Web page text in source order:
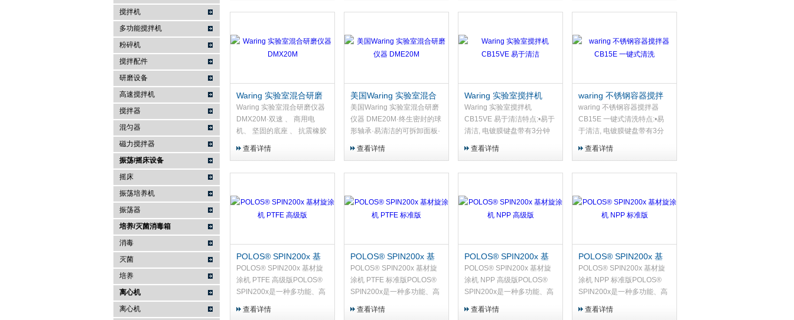
搅拌机
多功能搅拌机
粉碎机
搅拌配件
研磨设备
高速搅拌机
搅拌器
混匀器
磁力搅拌器
振荡/摇床设备
摇床
振荡培养机
振荡器
培养/灭菌消毒箱
消毒
灭菌
培养
离心机
离心机
Waring 实验室混合研磨
仪器 DMX20M
Waring 实验室混合研磨仪器
DMX20M·双速 、 商用电
机、 坚固的底座 、 抗震橡胶
清洁的可拆卸面板·两款搅拌
查看详情
美国Waring 实验室混合
研磨仪器 DME20M
美国Waring 实验室混合研磨
仪器 DME20M·终生密封的球
形轴承·易清洁的可拆卸面板·
心 ， 搅拌浆·0.83L不锈钢容
查看详情
Waring 实验室搅拌机
CB15VE 易于清洁
Waring 实验室搅拌机
CB15VE 易于清洁特点:•易于
清洁, 电镀膜键盘带有3分钟
PULSE•4-liter, 不锈钢容器带
查看详情
waring 不锈钢容器搅拌
器 CB15E 一键式清洗
waring 不锈钢容器搅拌器
CB15E 一键式清洗特点:•易
于清洁, 电镀膜键盘带有3分
PULSE•4-liter, 不锈钢容器带
查看详情
POLOS® SPIN200x 基
材旋涂机 PTFE 高级版
POLOS® SPIN200x 基材旋
涂机 PTFE 高级版POLOS®
SPIN200x是一种多功能、高
制成。它专为研发和小批量生
查看详情
POLOS® SPIN200x 基
材旋涂机 PTFE 标准版
POLOS® SPIN200x 基材旋
涂机 PTFE 标准版POLOS®
SPIN200x是一种多功能、高
制成。它专为研发和小批量生
查看详情
POLOS® SPIN200x 基
材旋涂机 NPP 高级版
POLOS® SPIN200x 基材旋
涂机 NPP 高级版POLOS®
SPIN200x是一种多功能、高
制成。它专为研发和小批量生
查看详情
POLOS® SPIN200x 基
材旋涂机 NPP 标准版
POLOS® SPIN200x 基材旋
涂机 NPP 标准版POLOS®
SPIN200x是一种多功能、高
制成。它专为研发和小批量生
查看详情